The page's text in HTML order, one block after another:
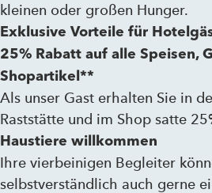
kleinen oder großen Hunger.
Exklusive Vorteile für
25% Rabatt auf alle Speisen,
Shopartikel **
Als unser Gast erhalten Sie in
Raststätte und im Shop satte
Haustiere willkommen
Ihre vierbeinigen Begleiter
selbstverständlich auch gerne